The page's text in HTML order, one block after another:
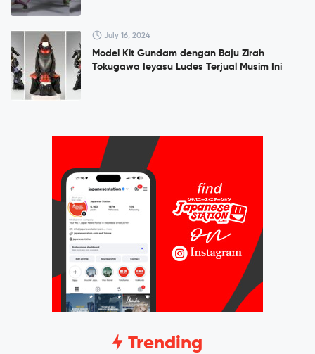
July 16, 2024
Model Kit Gundam dengan Baju Zirah
Tokugawa Ieyasu Ludes Terjual Musim Ini
Trending